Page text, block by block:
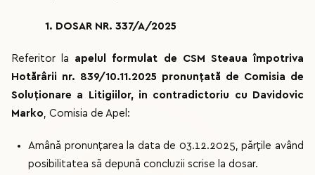
1. DOSAR NR. 337/A/2025
Referitor la apelul formulat de CSM Steaua împotriva
Hotărârii nr. 839/10.11.2025 pronunțată de Comisia de
Soluționare a Litigiilor, in contradictoriu cu Davidovic
Marko, Comisia de Apel:
Amână pronunțarea la data de 03.12.2025, părțile având
posibilitatea să depună concluzii scrise la dosar.